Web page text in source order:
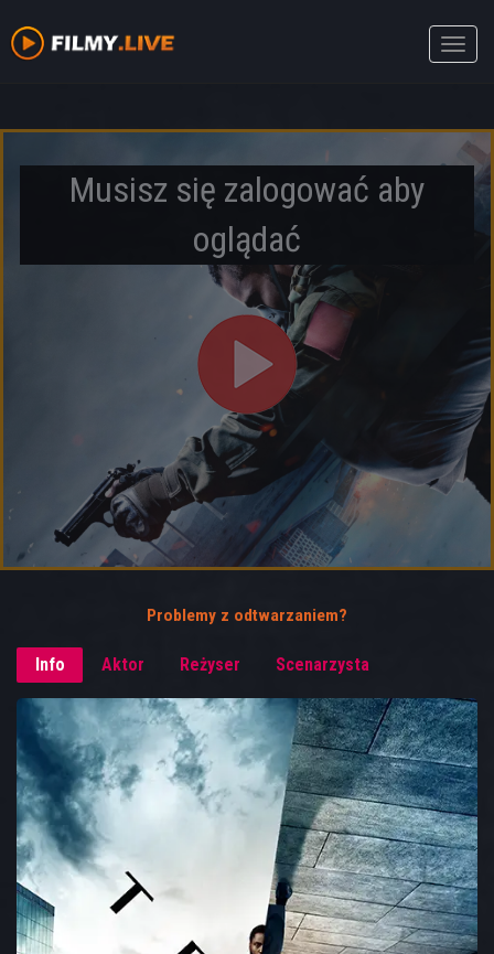
Toggle
Musisz się zalogować aby
oglądać
Problemy z odtwarzaniem?
Info Aktor Reżyser Scenarzysta